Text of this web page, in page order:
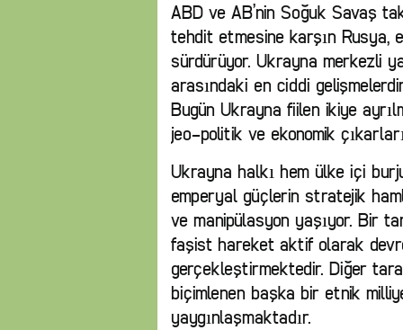
ABD ve AB’nin Soğuk Savaş
tehdit etmesine karşın Rusya,
sürdürüyor. Ukrayna merkezli
arasındaki en ciddi
Bugün Ukrayna fiilen ikiye
jeo-politik ve ekonomik
Ukrayna halkı hem ülke içi
emperyal güçlerin stratejik
ve manipülasyon yaşıyor. Bir
faşist hareket aktif olarak
gerçekleştirmektedir. Diğer
biçimlenen başka bir etnik
yaygınlaşmaktadır.